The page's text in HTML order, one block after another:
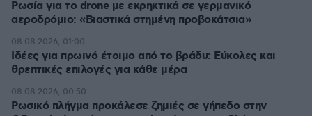
Ρωσία για το drone με εκρηκτικά σε γερμανικό
αεροδρόμιο: «Βιαστικά στημένη προβοκάτσια»
Ιδέες για πρωινό έτοιμο από το βράδυ: Εύκολες και
θρεπτικές επιλογές για κάθε μέρα
08.08.2026, 01:00
Ρωσικό πλήγμα προκάλεσε ζημιές σε γήπεδο στην
08.08.2026, 00:50